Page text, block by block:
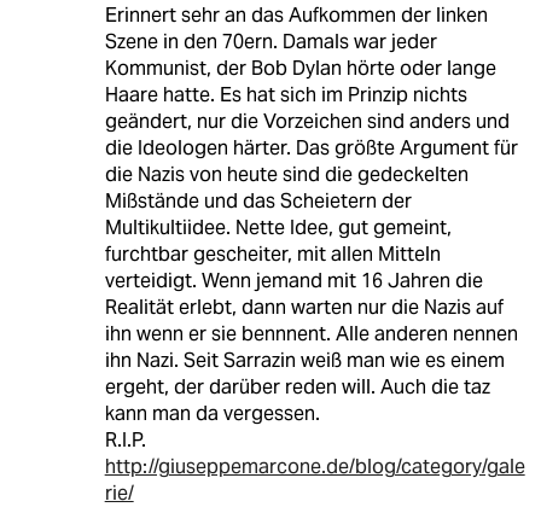
Erinnert sehr an das Aufkommen der linken
Szene in den 70ern. Damals war jeder
Kommunist, der Bob Dylan hörte oder lange
Haare hatte. Es hat sich im Prinzip nichts
geändert, nur die Vorzeichen sind anders und
die Ideologen härter. Das größte Argument für
die Nazis von heute sind die gedeckelten
Mißstände und das Scheietern der
Multikultiidee. Nette Idee, gut gemeint,
furchtbar gescheiter, mit allen Mitteln
verteidigt. Wenn jemand mit 16 Jahren die
Realität erlebt, dann warten nur die Nazis auf
ihn wenn er sie bennnent. Alle anderen nennen
ihn Nazi. Seit Sarrazin weiß man wie es einem
ergeht, der darüber reden will. Auch die taz
kann man da vergessen.
R.I.P.
http://giuseppemarcone.de/blog/category/gale
rie/